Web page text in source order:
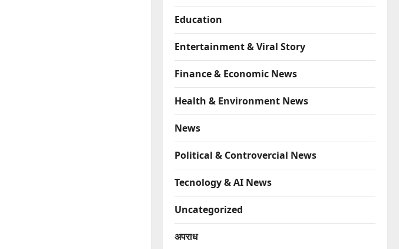
Education
Entertainment & Viral Story
Finance & Economic News
Health & Environment News
News
Political & Controvercial News
Tecnology & AI News
Uncategorized
अपराध